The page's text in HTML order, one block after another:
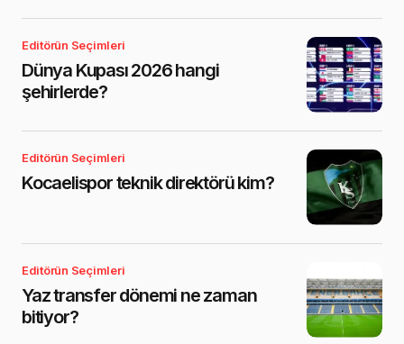
Editörün Seçimleri
Dünya Kupası 2026 hangi
şehirlerde?
Editörün Seçimleri
Kocaelispor teknik direktörü kim?
Editörün Seçimleri
Yaz transfer dönemi ne zaman
bitiyor?